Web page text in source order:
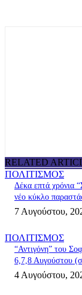
RELATED
ΠΟΛΙΤΙΣΜΟΣ
Δέκα επτά χρόνια
νέο κύκλο
7 Αυγούστου,
ΠΟΛΙΤΙΣΜΟΣ
“Αντιγόνη” του
6,7,8 Αυγούστου
4 Αυγούστου,